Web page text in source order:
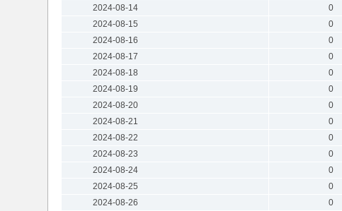
2024-08-14
0
2024-08-15
0
2024-08-16
0
2024-08-17
0
2024-08-18
0
2024-08-19
0
2024-08-20
0
2024-08-21
0
2024-08-22
0
2024-08-23
0
2024-08-24
0
2024-08-25
0
2024-08-26
0